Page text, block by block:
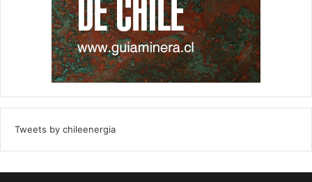
Tweets by chileenergia